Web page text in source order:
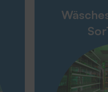
Messen